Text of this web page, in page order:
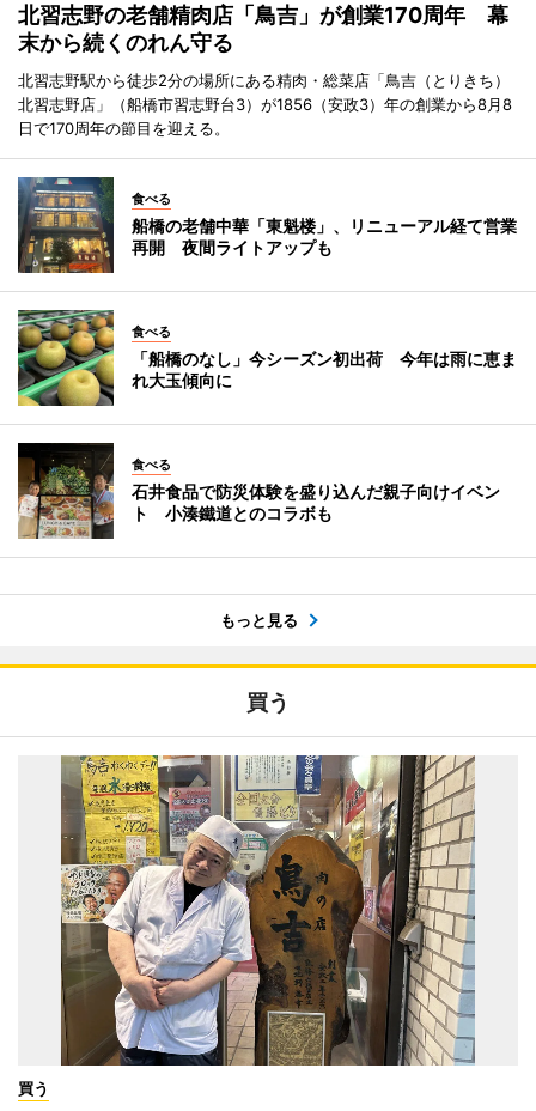
北習志野の老舗精肉店「鳥吉」が創業170周年 幕
末から続くのれん守る
北習志野駅から徒歩2分の場所にある精肉・総菜店「鳥吉（とりきち）
北習志野店」（船橋市習志野台3）が1856（安政3）年の創業から8月8
日で170周年の節目を迎える。
食べる
船橋の老舗中華「東魁楼」、リニューアル経て営業
再開 夜間ライトアップも
食べる
「船橋のなし」今シーズン初出荷 今年は雨に恵ま
れ大玉傾向に
食べる
石井食品で防災体験を盛り込んだ親子向けイベン
ト 小湊鐵道とのコラボも
もっと見る
買う
買う